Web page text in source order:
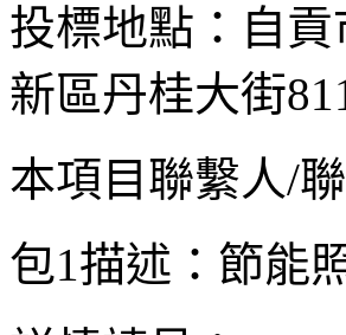
投標地點：自
新區丹桂大街
本項目聯繫人/
包1描述：節能